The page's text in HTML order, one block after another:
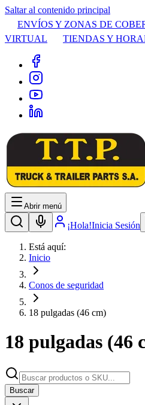
Saltar al contenido principal
ENVÍOS Y ZONAS DE
VIRTUAL
TIENDAS Y
Abrir menú
¡Hola!Inicia Sesión
Está aquí:
Inicio
Conos de seguridad
18 pulgadas (46 cm)
18 pulgadas (46
Buscar